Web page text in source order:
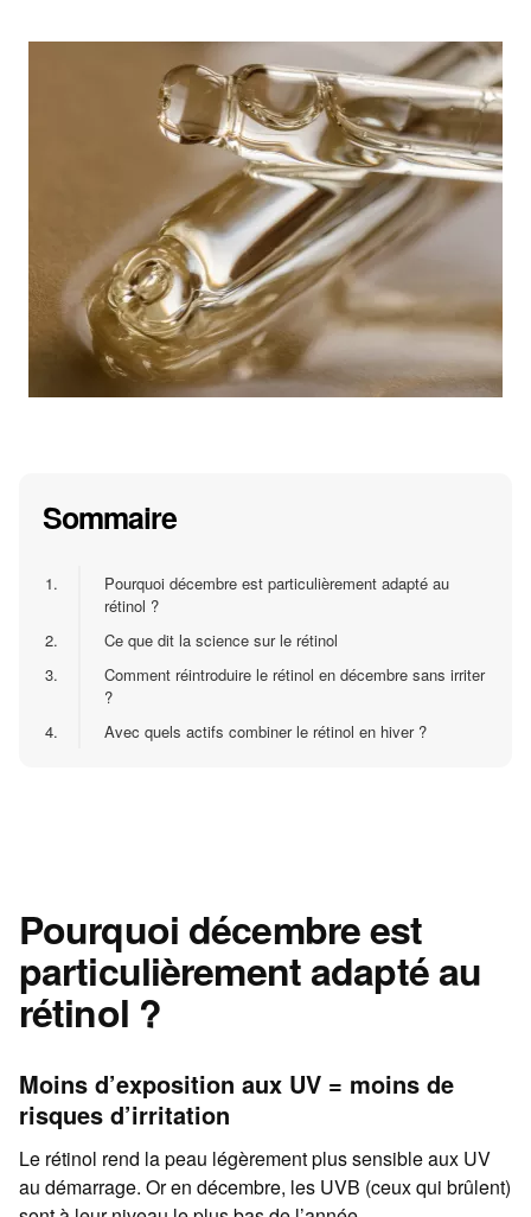
Sommaire
1.
Pourquoi décembre est particulièrement adapté au
rétinol ?
2.
Ce que dit la science sur le rétinol
3.
Comment réintroduire le rétinol en décembre sans irriter
?
4.
Avec quels actifs combiner le rétinol en hiver ?
Pourquoi décembre est
particulièrement adapté au
rétinol ?
Moins d’exposition aux UV = moins de
risques d’irritation
Le rétinol rend la peau légèrement plus sensible aux UV
au démarrage. Or en décembre, les UVB (ceux qui brûlent)